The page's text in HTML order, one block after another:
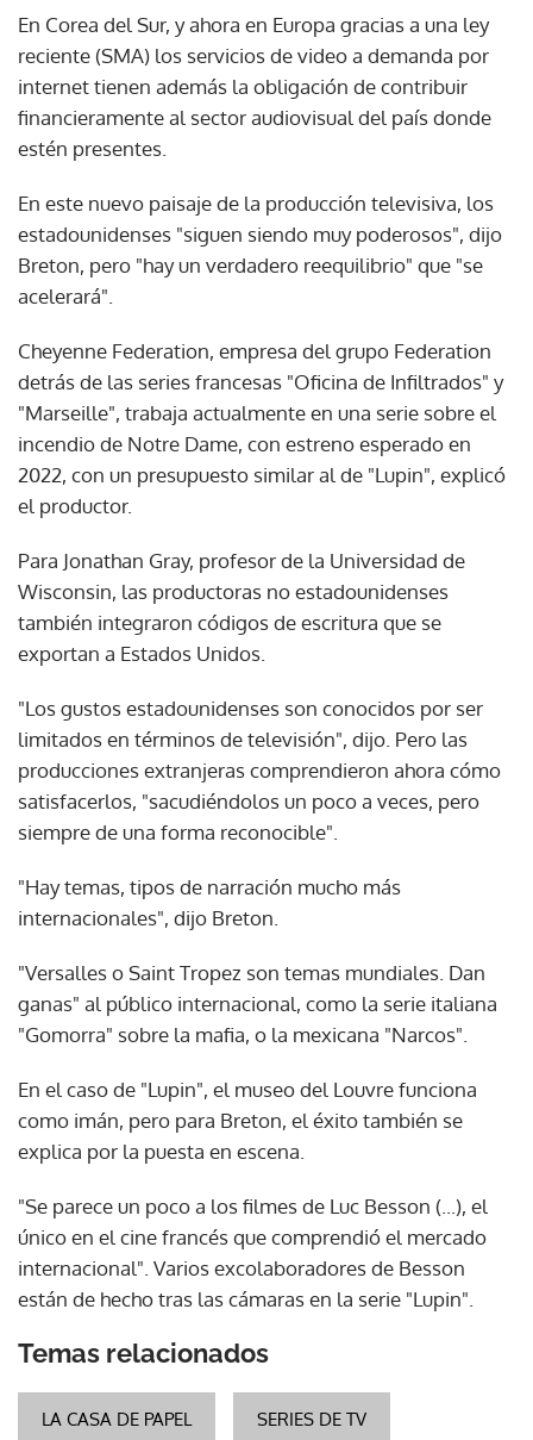
En Corea del Sur, y ahora en Europa gracias a una ley
reciente (SMA) los servicios de video a demanda por
internet tienen además la obligación de contribuir
financieramente al sector audiovisual del país donde
estén presentes.
En este nuevo paisaje de la producción televisiva, los
estadounidenses "siguen siendo muy poderosos", dijo
Breton, pero "hay un verdadero reequilibrio" que "se
acelerará".
Cheyenne Federation, empresa del grupo Federation
detrás de las series francesas "Oficina de Infiltrados" y
"Marseille", trabaja actualmente en una serie sobre el
incendio de Notre Dame, con estreno esperado en
2022, con un presupuesto similar al de "Lupin", explicó
el productor.
Para Jonathan Gray, profesor de la Universidad de
Wisconsin, las productoras no estadounidenses
también integraron códigos de escritura que se
exportan a Estados Unidos.
"Los gustos estadounidenses son conocidos por ser
limitados en términos de televisión", dijo. Pero las
producciones extranjeras comprendieron ahora cómo
satisfacerlos, "sacudiéndolos un poco a veces, pero
siempre de una forma reconocible".
"Hay temas, tipos de narración mucho más
internacionales", dijo Breton.
"Versalles o Saint Tropez son temas mundiales. Dan
ganas" al público internacional, como la serie italiana
"Gomorra" sobre la mafia, o la mexicana "Narcos".
En el caso de "Lupin", el museo del Louvre funciona
como imán, pero para Breton, el éxito también se
explica por la puesta en escena.
"Se parece un poco a los filmes de Luc Besson (...), el
único en el cine francés que comprendió el mercado
internacional". Varios excolaboradores de Besson
están de hecho tras las cámaras en la serie "Lupin".
Temas relacionados
LA CASA DE PAPEL SERIES DE TV